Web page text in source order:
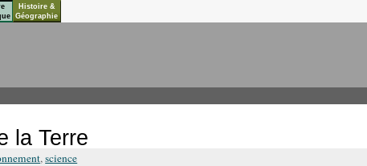
la Terre
,science
Histoire &
Géographie